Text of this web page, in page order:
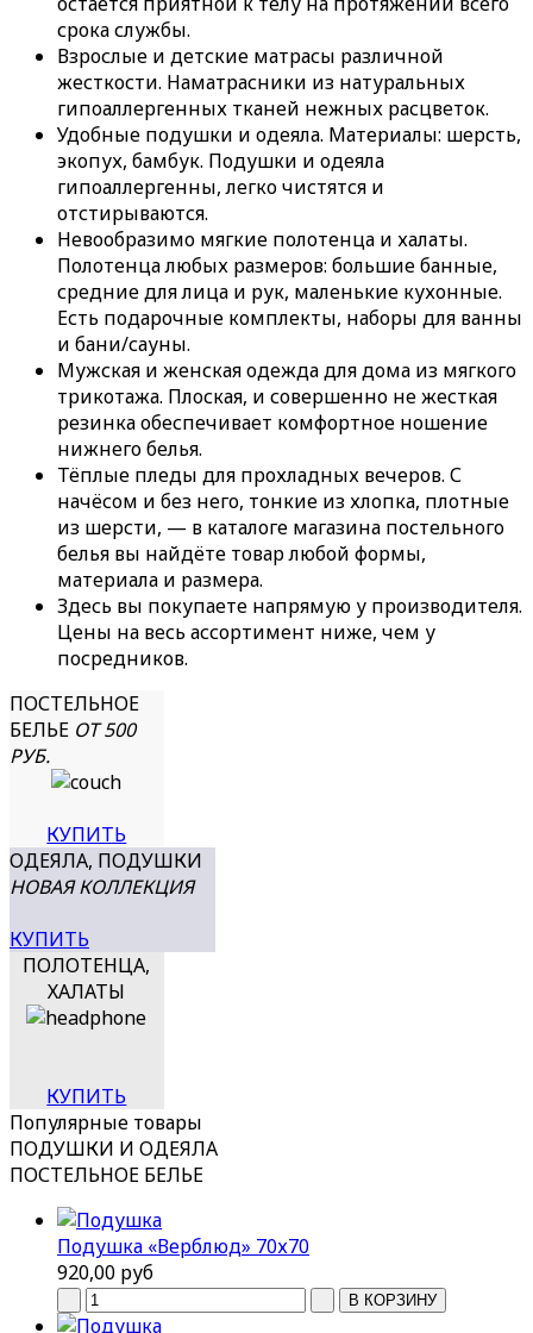
срока службы.
Взрослые и детские матрасы различной
жесткости. Наматрасники из натуральных
гипоаллергенных тканей нежных расцветок.
Удобные подушки и одеяла. Материалы: шерсть,
экопух, бамбук. Подушки и одеяла
гипоаллергенны, легко чистятся и
отстирываются.
Невообразимо мягкие полотенца и халаты.
Полотенца любых размеров: большие банные,
средние для лица и рук, маленькие кухонные.
Есть подарочные комплекты, наборы для ванны
и бани/сауны.
Мужская и женская одежда для дома из мягкого
трикотажа. Плоская, и совершенно не жесткая
резинка обеспечивает комфортное ношение
нижнего белья.
Тёплые пледы для прохладных вечеров. С
начёсом и без него, тонкие из хлопка, плотные
из шерсти, — в каталоге магазина постельного
белья вы найдёте товар любой формы,
материала и размера.
Здесь вы покупаете напрямую у производителя.
Цены на весь ассортимент ниже, чем у
посредников.
ПОСТЕЛЬНОЕ
БЕЛЬЕ ОТ 500
РУБ.
КУПИТЬ
ОДЕЯЛА, ПОДУШКИ
НОВАЯ КОЛЛЕКЦИЯ
КУПИТЬ
ПОЛОТЕНЦА,
ХАЛАТЫ
КУПИТЬ
Популярные товары
ПОДУШКИ И ОДЕЯЛА
ПОСТЕЛЬНОЕ БЕЛЬЕ
Подушка «Верблюд» 70х70
920,00 руб